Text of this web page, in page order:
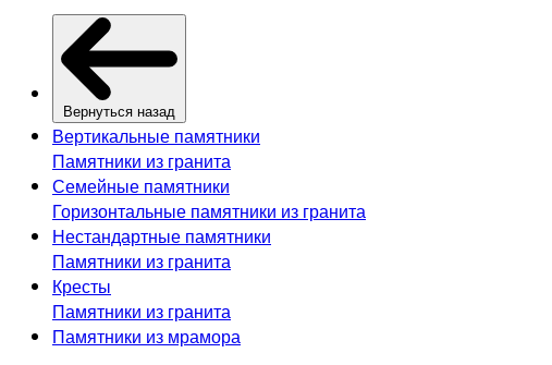
Вернуться назад
Вертикальные памятники
Памятники из гранита
Семейные памятники
Горизонтальные памятники из гранита
Нестандартные памятники
Памятники из гранита
Кресты
Памятники из гранита
Памятники из мрамора